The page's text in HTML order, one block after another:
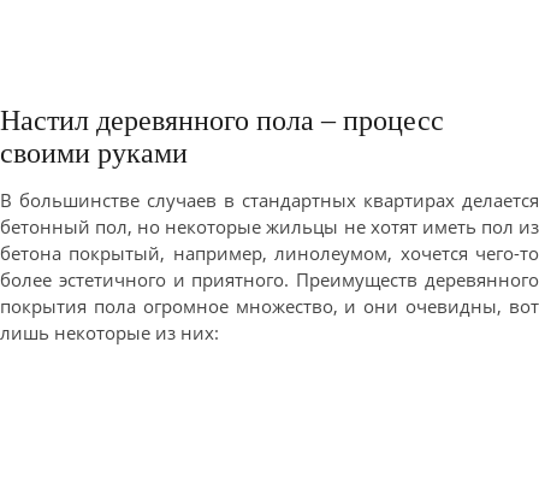
Настил деревянного пола – процесс
своими руками
В большинстве случаев в стандартных квартирах делается
бетонный пол, но некоторые жильцы не хотят иметь пол из
бетона покрытый, например, линолеумом, хочется чего-то
более эстетичного и приятного. Преимуществ деревянного
покрытия пола огромное множество, и они очевидны, вот
лишь некоторые из них: